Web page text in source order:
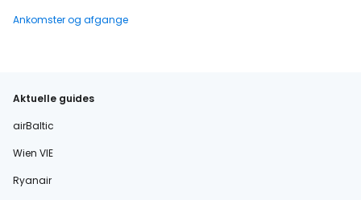
Ankomster og afgange
Aktuelle guides
airBaltic
Wien VIE
Ryanair